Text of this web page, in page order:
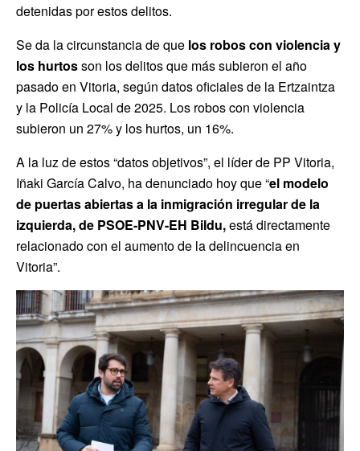
detenidas por estos delitos.
Se da la circunstancia de que los robos con violencia y
los hurtosson los delitos que más subieron el año
pasado en Vitoria, según datos oficiales de la Ertzaintza
y la Policía Local de 2025. Los robos con violencia
subieron un 27% y los hurtos, un 16%.
A la luz de estos “datos objetivos”, el líder de PP Vitoria,
Iñaki García Calvo, ha denunciado hoy que “el modelo
de puertas abiertas a la inmigración irregular de la
izquierda, de PSOE-PNV-EH Bildu,está directamente
relacionado con el aumento de la delincuencia en
Vitoria”.